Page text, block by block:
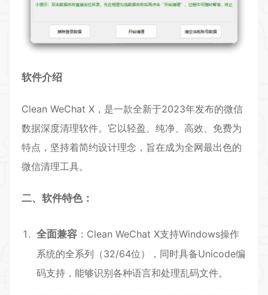
软件介绍
Clean WeChat X，是一款全新于2023年发布的微信
数据深度清理软件。它以轻盈、纯净、高效、免费为
特点，坚持着简约设计理念，旨在成为全网最出色的
微信清理工具。
二、软件特色：
全面兼容 ：Clean WeChat X支持Windows操作
系统的全系列（32/64位），同时具备Unicode编
码支持，能够识别各种语言和处理乱码文件。